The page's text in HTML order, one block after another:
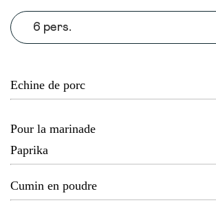
6 pers.
Echine de porc
Pour la marinade
Paprika
Cumin en poudre